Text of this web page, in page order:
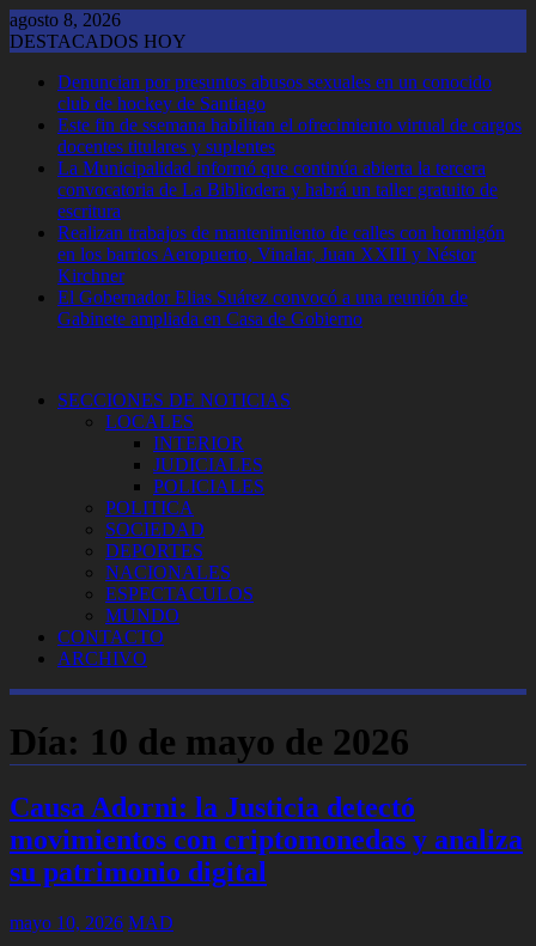
Saltar
al
agosto 8, 2026
DESTACADOS HOY
Denuncian por presuntos abusos sexuales en un conocido
club de hockey de Santiago
Este fin de ssemana habilitan el ofrecimiento virtual de cargos
docentes titulares y suplentes
La Municipalidad informó que continúa abierta la tercera
convocatoria de La Bibliodera y habrá un taller gratuito de
escritura
Realizan trabajos de mantenimiento de calles con hormigón
en los barrios Aeropuerto, Vinalar, Juan XXIII y Néstor
Kirchner
El Gobernador Elias Suárez convocó a una reunión de
Gabinete ampliada en Casa de Gobierno
SECCIONES DE NOTICIAS
LOCALES
INTERIOR
JUDICIALES
POLICIALES
POLITICA
SOCIEDAD
DEPORTES
NACIONALES
ESPECTACULOS
MUNDO
CONTACTO
ARCHIVO
Día: 10 de mayo de 2026
Causa Adorni: la Justicia detectó
movimientos con criptomonedas y analiza
su patrimonio digital
mayo 10, 2026 MAD